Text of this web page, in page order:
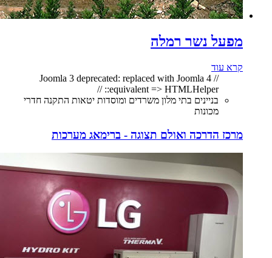
מפעל נשר רמלה
קרא עוד
// Joomla 3 deprecated: replaced with Joomla 4
equivalent => HTMLHelper:: //
בניינים בתי מלון משרדים ומוסדות יטאות התקנה חדרי
מכונות
מרכז הדרכה ואולם תצוגה - ברימאג מערכות